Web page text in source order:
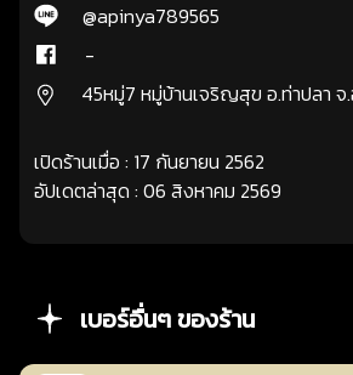
@apinya789565
-
45หมู่7 หมู่บ้านเจริญสุข อ.ท่าปลา
เปิดร้านเมื่อ : 17 กันยายน 2562
อัปเดตล่าสุด : 06 สิงหาคม 2569
เบอร์อื่นๆ ของร้าน